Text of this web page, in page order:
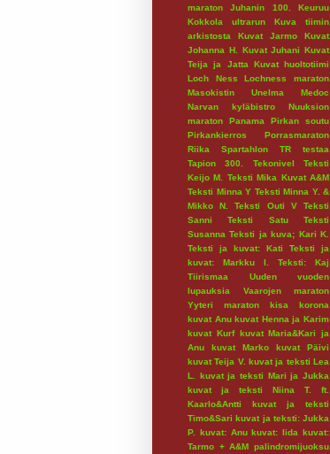
maraton
Juhanin 100.
Keuruu
Kokkola ultrarun
Kuva tiimin
arkistosta
Kuvat Jarmo
Kuvat
Johanna H.
Kuvat Juhani Kuvat
Teija ja Jatta
Kuvat huoltotiimi
Loch Ness
Lochness maraton
Masokistin Unelma
Medoc
Narvan kyläbistro
Nuuksion
maraton
Panama
Pirkan soutu
Pirkankierros
Porrasmaraton
Riika
Spartahlon
TR testaa
Tapion 300.
Tekonivel
Teksti
Keijo M.
Teksti Mika Kuvat A&M
Teksti Minna Y Teksti Minna Y. &
Mikko N.
Teksti Outi V
Teksti
Sanni
Teksti Satu
Teksti
Susanna Teksti ja kuva; Kari K.
Teksti ja kuvat: Kati
Teksti ja
kuvat: Markku I.
Teksti: Kaj
Tiirismaa
Uuden vuoden
lupauksia
Vaarojen maraton
Yyteri maraton
kisa
korona
kuvat Anu kuvat Henna ja Karim
kuvat Kurf kuvat Maria&Kari ja
Anu
kuvat Marko
kuvat Päivi
kuvat Teija V. kuvat ja teksti Lea
L.
kuvat ja teksti Mari ja Jukka
kuvat ja teksti Niina T. ft.
Kaarlo&Antti
kuvat ja teksti
Timo&Sari kuvat ja teksti: Jukka
P.
kuvat: Anu kuvat: Iida kuvat:
Tarmo + A&M palindromijuoksu